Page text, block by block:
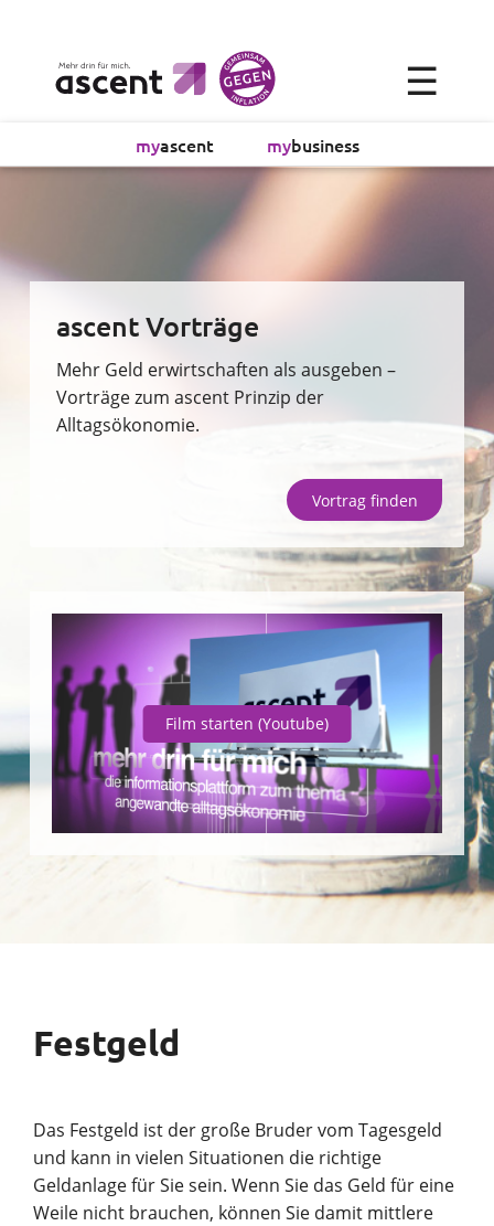
myascent mybusiness
×
Alltagsökonomie
Absicherung
Finanzvorsorge
Vollmachtsplanung
Sachversicherung
SparpotenzialCheck Vortrag finden
☰
ascent Vorträge
Mehr Geld erwirtschaften als ausgeben –
Vorträge zum ascent Prinzip der
Alltagsökonomie.
Vortrag finden
Film starten (Youtube)
Festgeld
Das Festgeld ist der große Bruder vom Tagesgeld
und kann in vielen Situationen die richtige
Geldanlage für Sie sein. Wenn Sie das Geld für eine
Weile nicht brauchen, können Sie damit mittlere